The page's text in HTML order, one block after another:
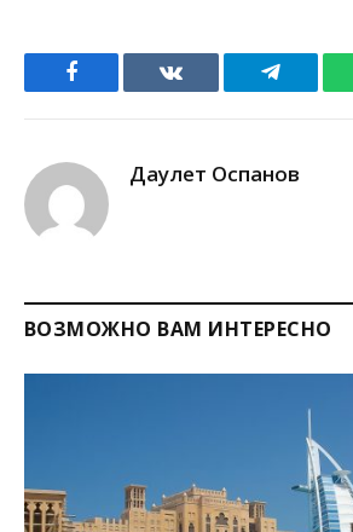
Facebook VKontakteTelegram
Даулет Оспанов
ВОЗМОЖНО ВАМ ИНТЕРЕСНО